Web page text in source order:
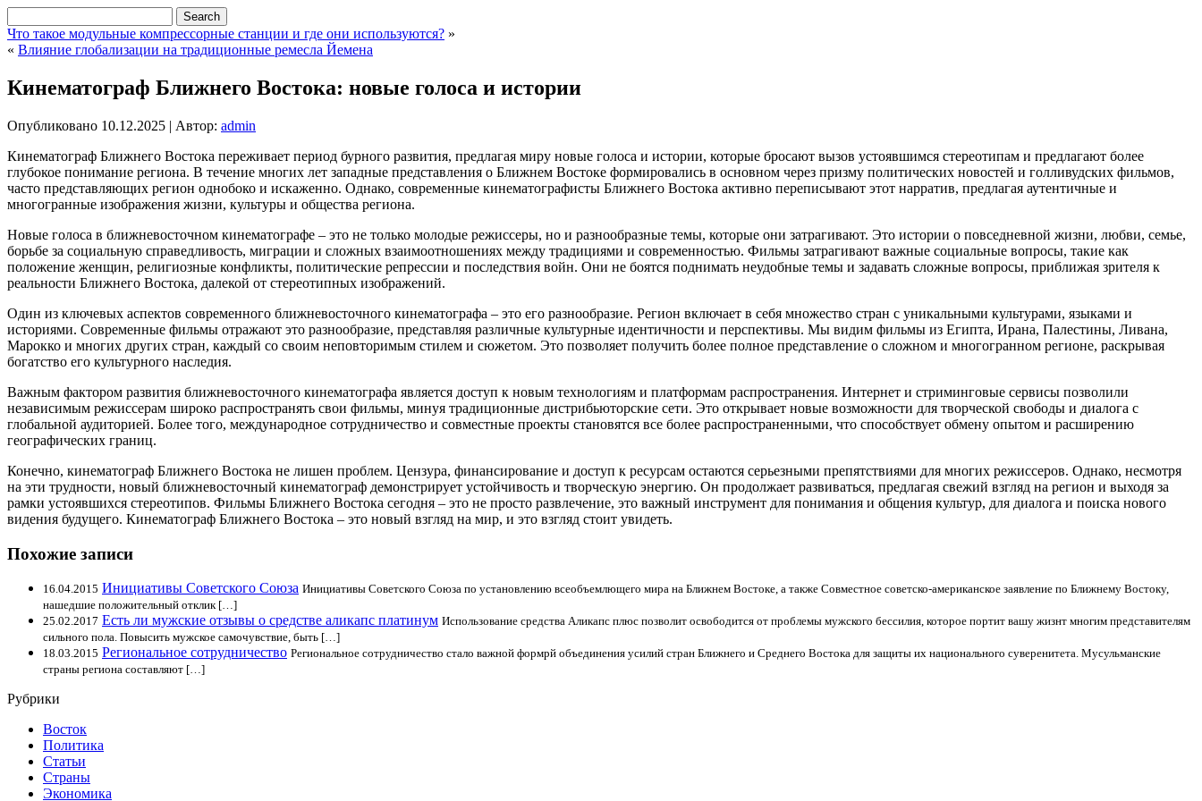
Что такое модульные компрессорные станции и где они используются? »
« Влияние глобализации на традиционные ремесла Йемена
Кинематограф Ближнего Востока: новые голоса и истории
Опубликовано 10.12.2025 | Автор: admin
Кинематограф Ближнего Востока переживает период бурного развития, предлагая миру новые голоса и истории, которые бросают вызов устоявшимся стереотипам и предлагают более
глубокое понимание региона. В течение многих лет западные представления о Ближнем Востоке формировались в основном через призму политических новостей и голливудских фильмов,
часто представляющих регион однобоко и искаженно. Однако, современные кинематографисты Ближнего Востока активно переписывают этот нарратив, предлагая аутентичные и
многогранные изображения жизни, культуры и общества региона.
Новые голоса в ближневосточном кинематографе – это не только молодые режиссеры, но и разнообразные темы, которые они затрагивают. Это истории о повседневной жизни, любви, семье,
борьбе за социальную справедливость, миграции и сложных взаимоотношениях между традициями и современностью. Фильмы затрагивают важные социальные вопросы, такие как
положение женщин, религиозные конфликты, политические репрессии и последствия войн. Они не боятся поднимать неудобные темы и задавать сложные вопросы, приближая зрителя к
реальности Ближнего Востока, далекой от стереотипных изображений.
Один из ключевых аспектов современного ближневосточного кинематографа – это его разнообразие. Регион включает в себя множество стран с уникальными культурами, языками и
историями. Современные фильмы отражают это разнообразие, представляя различные культурные идентичности и перспективы. Мы видим фильмы из Египта, Ирана, Палестины, Ливана,
Марокко и многих других стран, каждый со своим неповторимым стилем и сюжетом. Это позволяет получить более полное представление о сложном и многогранном регионе, раскрывая
богатство его культурного наследия.
Важным фактором развития ближневосточного кинематографа является доступ к новым технологиям и платформам распространения. Интернет и стриминговые сервисы позволили
независимым режиссерам широко распространять свои фильмы, минуя традиционные дистрибьюторские сети. Это открывает новые возможности для творческой свободы и диалога с
глобальной аудиторией. Более того, международное сотрудничество и совместные проекты становятся все более распространенными, что способствует обмену опытом и расширению
географических границ.
Конечно, кинематограф Ближнего Востока не лишен проблем. Цензура, финансирование и доступ к ресурсам остаются серьезными препятствиями для многих режиссеров. Однако, несмотря
на эти трудности, новый ближневосточный кинематограф демонстрирует устойчивость и творческую энергию. Он продолжает развиваться, предлагая свежий взгляд на регион и выходя за
рамки устоявшихся стереотипов. Фильмы Ближнего Востока сегодня – это не просто развлечение, это важный инструмент для понимания и общения культур, для диалога и поиска нового
видения будущего. Кинематограф Ближнего Востока – это новый взгляд на мир, и это взгляд стоит увидеть.
Похожие записи
16.04.2015 Инициативы Советского Союза Инициативы Советского Союза по установлению всеобъемлющего мира на Ближнем Востоке, а также Совместное советско-американское заявление по Ближнему Востоку,
нашедшие положительный отклик […]
25.02.2017 Есть ли мужские отзывы о средстве аликапс платинум Использование средства Аликапс плюс позволит освободится от проблемы мужского бессилия, которое портит вашу жизнт многим представителям
сильного пола. Повысить мужское самочувствие, быть […]
18.03.2015 Региональное сотрудничество Региональное сотрудничество стало важной формрй объединения усилий стран Ближнего и Среднего Востока для защиты их национального суверенитета. Мусульманские
страны региона составляют […]
Рубрики
Восток
Политика
Статьи
Страны
Экономика